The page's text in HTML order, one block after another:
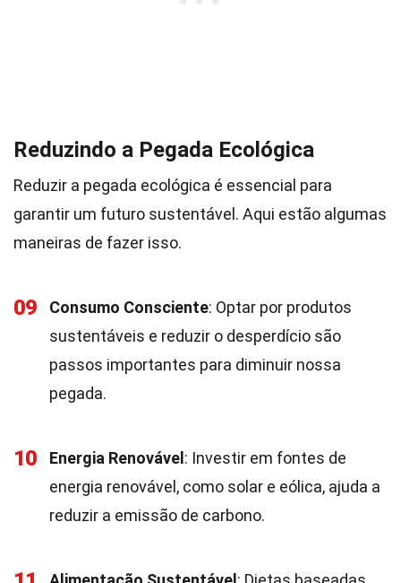
Reduzindo a Pegada Ecológica
Reduzir a pegada ecológica é essencial para
garantir um futuro sustentável. Aqui estão algumas
maneiras de fazer isso.
09 Consumo Consciente: Optar por produtos
sustentáveis e reduzir o desperdício são
passos importantes para diminuir nossa
pegada.
10 Energia Renovável : Investir em fontes de
energia renovável, como solar e eólica, ajuda a
reduzir a emissão de carbono.